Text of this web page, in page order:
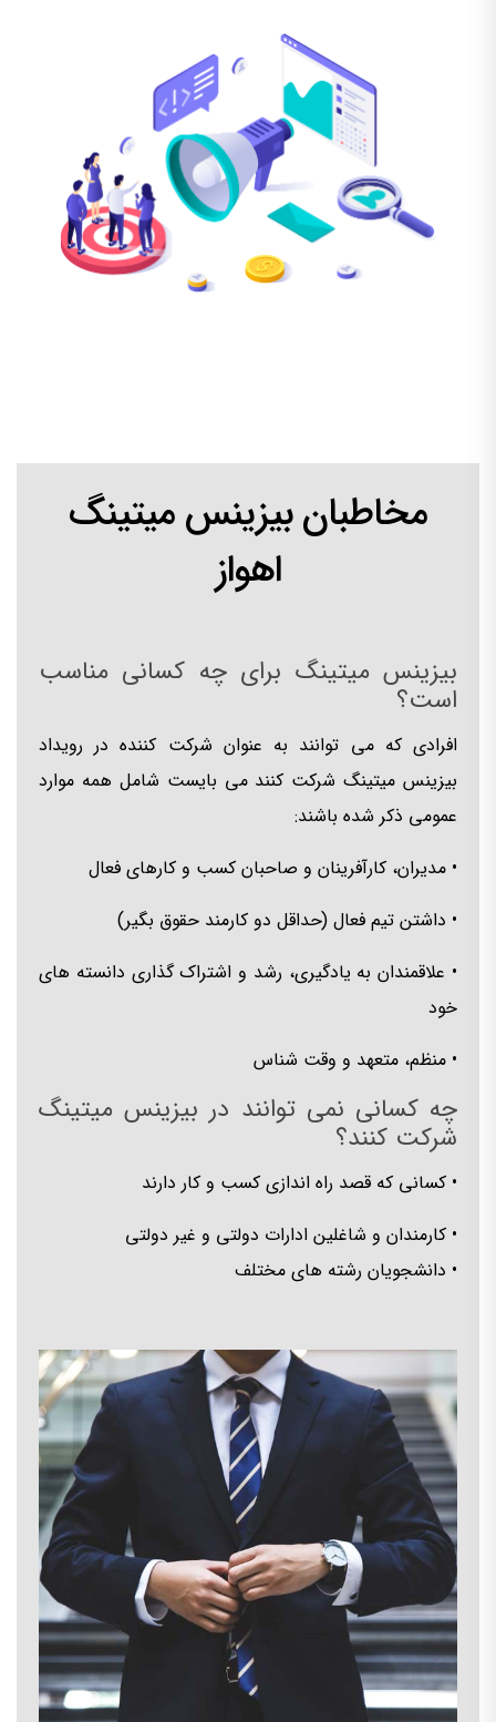
مخاطبان بیزینس میتینگ
اهواز
بیزینس میتینگ برای چه کسانی مناسب
است؟
افرادی که می توانند به عنوان شرکت کننده در رویداد
بیزینس میتینگ شرکت کنند می بایست شامل همه موارد
عمومی ذکر شده باشند:
• مدیران، کارآفرینان و صاحبان کسب و کارهای فعال
• داشتن تیم فعال (حداقل دو کارمند حقوق بگیر)
• علاقمندان به یادگیری، رشد و اشتراک گذاری دانسته های
خود
• منظم، متعهد و وقت شناس
چه کسانی نمی توانند در بیزینس میتینگ
شرکت کنند؟
• کسانی که قصد راه اندازی کسب و کار دارند
• کارمندان و شاغلین ادارات دولتی و غیر دولتی
• دانشجویان رشته های مختلف